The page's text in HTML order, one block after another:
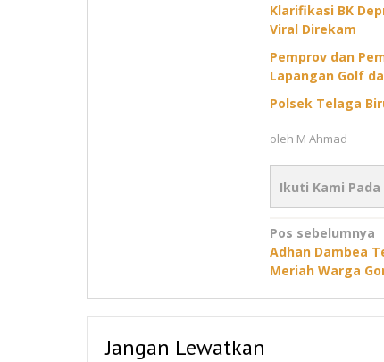
Klarifikasi BK
Viral Direkam
Pemprov dan
Lapangan Golf
Polsek Telaga
oleh M Ahmad
Ikuti Kami Pada
Navigasi
pos
Pos sebelumnya
Adhan Dambea
Meriah Warga
Jangan Lewatkan